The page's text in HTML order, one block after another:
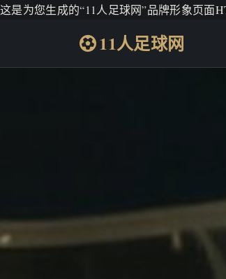
这是为您生成的“11人足球网”品牌形象页面
11人足球网